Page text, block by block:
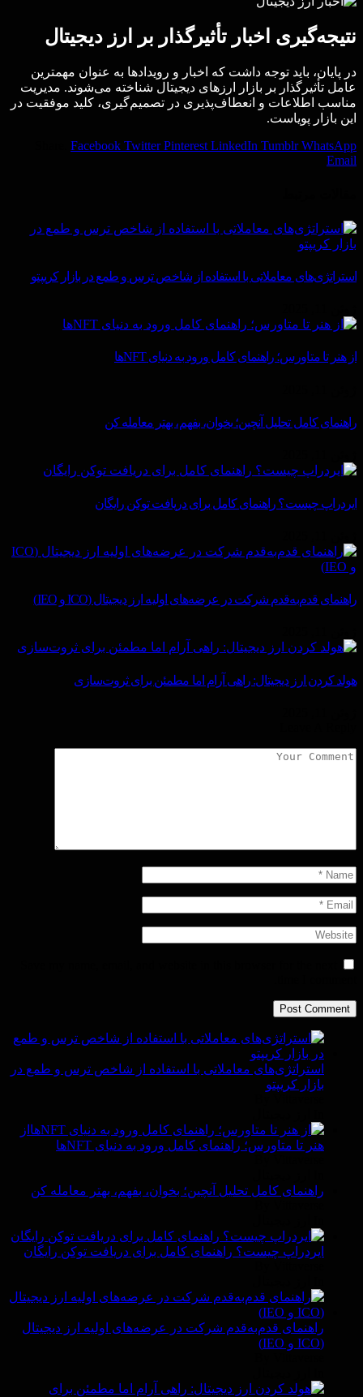
نتیجه‌گیری اخبار تأثیرگذار بر ارز دیجیتال
در پایان، باید توجه داشت که اخبار و رویدادها به عنوان مهمترین
عامل تأثیرگذار بر بازار ارزهای دیجیتال شناخته می‌شوند. مدیریت
مناسب اطلاعات و انعطاف‌پذیری در تصمیم‌گیری، کلید موفقیت در
این بازار پویاست.
Facebook Twitter Pinterest LinkedIn Tumblr WhatsApp
Email
استراتژی‌های معاملاتی با استفاده از شاخص ترس و طمع در بازار کریپتو
از هنر تا متاورس؛ راهنمای کامل ورود به دنیای NFTها
راهنمای کامل تحلیل آنچین؛ بخوان، بفهم، بهتر معامله کن
ایردراپ چیست؟ راهنمای کامل برای دریافت توکن رایگان
راهنمای قدم‌به‌قدم شرکت در عرضه‌های اولیه ارز دیجیتال (ICO و IEO)
هولد کردن ارز دیجیتال: راهی آرام اما مطمئن برای ثروت‌سازی
استراتژی‌های معاملاتی با استفاده از شاخص ترس و طمع در
بازار کریپتو
از
هنر تا متاورس؛ راهنمای کامل ورود به دنیای NFTها
راهنمای کامل تحلیل آنچین؛ بخوان، بفهم، بهتر معامله کن
ایردراپ چیست؟ راهنمای کامل برای دریافت توکن رایگان
راهنمای قدم‌به‌قدم شرکت در عرضه‌های اولیه ارز دیجیتال
(ICO و IEO)